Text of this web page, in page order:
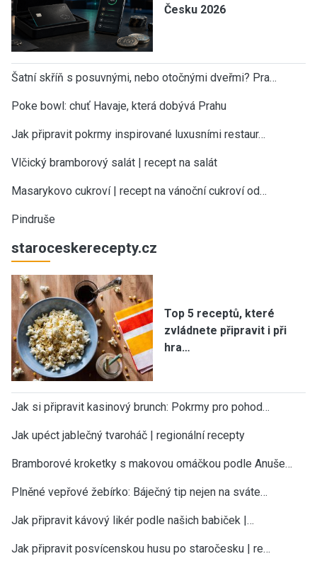
Česku 2026
Šatní skříň s posuvnými, nebo otočnými dveřmi? Pra…
Poke bowl: chuť Havaje, která dobývá Prahu
Jak připravit pokrmy inspirované luxusními restaur…
Vlčický bramborový salát | recept na salát
Masarykovo cukroví | recept na vánoční cukroví od…
Pindruše
staroceskerecepty.cz
Top 5 receptů, které
zvládnete připravit i při
hra…
Jak si připravit kasinový brunch: Pokrmy pro pohod…
Jak upéct jablečný tvaroháč | regionální recepty
Bramborové kroketky s makovou omáčkou podle Anuše…
Plněné vepřové žebírko: Báječný tip nejen na sváte…
Jak připravit kávový likér podle našich babiček |…
Jak připravit posvícenskou husu po staročesku | re…